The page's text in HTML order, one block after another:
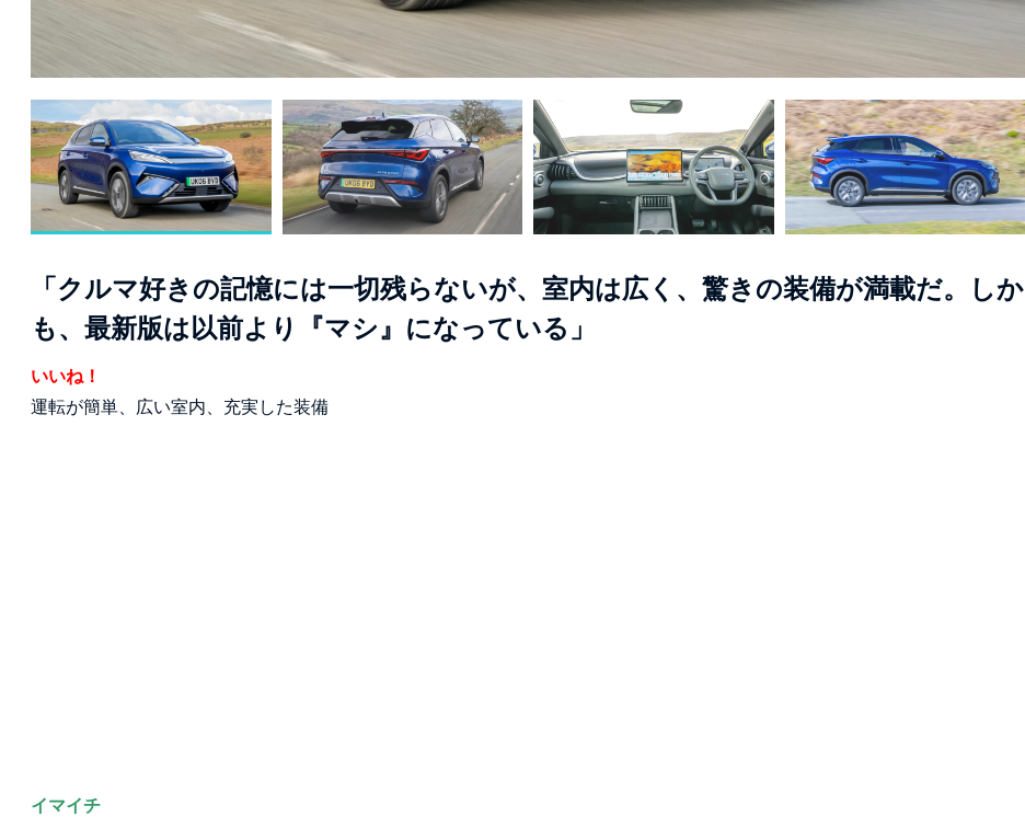
「クルマ好きの記憶には一切残らないが、室内は広く、驚きの装備が満載だ。しか
も、最新版は以前より『マシ』になっている」
いいね！
運転が簡単、広い室内、充実した装備
イマイチ